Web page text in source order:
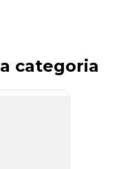
categoria